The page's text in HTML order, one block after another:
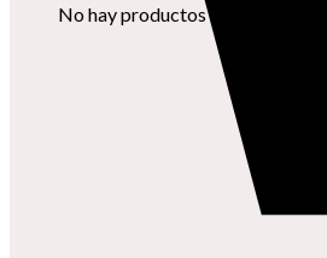
No hay productos en el carrito.